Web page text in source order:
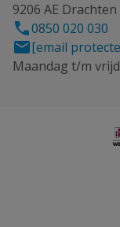
9206 AE Drachten
0850 020 030
[email
Maandag t/m